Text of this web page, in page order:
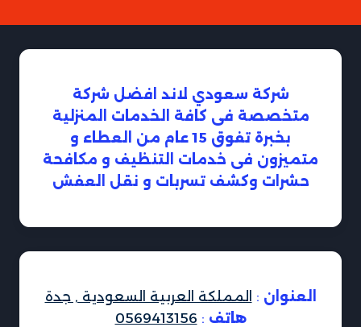
شركة سعودي لاند افضل شركة
متخصصة فى كافة الخدمات المنزلية
بخبرة تفوق 15 عام من العطاء و
متميزون فى خدمات التنظيف و مكافحة
حشرات وكشف تسربات و نقل العفش
العنوان : المملكة العربية السعودية , جدة
هاتف :
0569413156